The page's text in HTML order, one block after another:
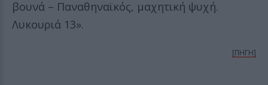
βουνά – Παναθηναϊκός, μαχητική ψυχή.
Λυκουριά 13».
[ΠΗΓΗ]